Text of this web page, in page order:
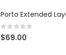
Porto Extended
0 out of 5
$69.00